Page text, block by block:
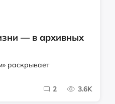
— в архивных
раскрывает
2 3.6K